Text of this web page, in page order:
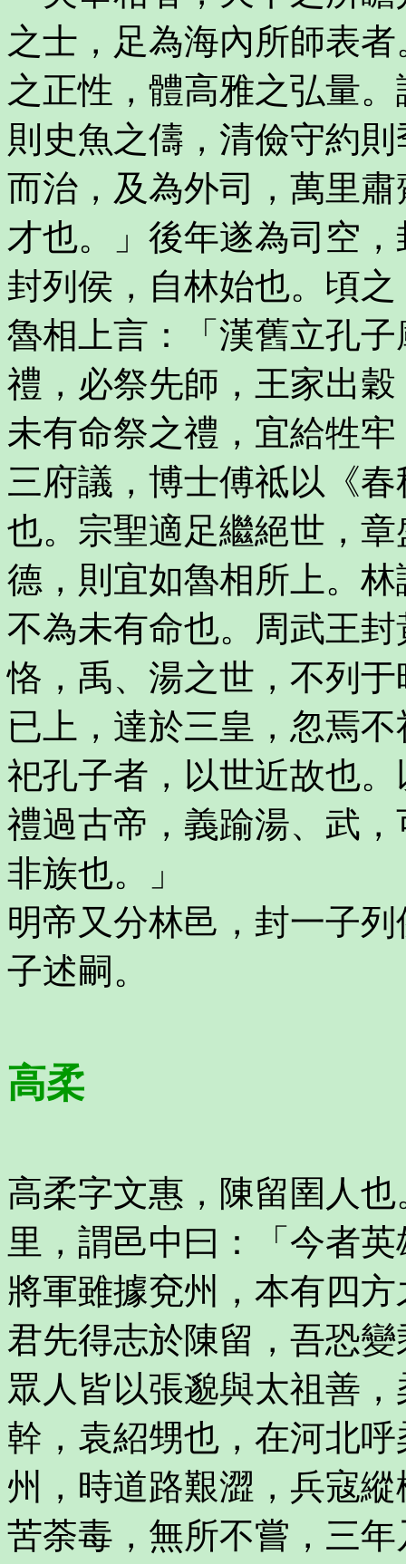
之士，足為海內所師表
之正性，體高雅之弘量
則史魚之儔，清儉守約
而治，及為外司，萬里
才也。」後年遂為司空
封列侯，自林始也。頃
魯相上言：「漢舊立孔
禮，必祭先師，王家出
未有命祭之禮，宜給牲
三府議，博士傅祗以《
也。宗聖適足繼絕世，
德，則宜如魯相所上。
不為未有命也。周武王
恪，禹、湯之世，不列
已上，達於三皇，忽焉
祀孔子者，以世近故也
禮過古帝，義踰湯、武
非族也。」
明帝又分林邑，封一子
子述嗣。
高柔
高柔字文惠，陳留圉人
里，謂邑中曰：「今者
將軍雖據兗州，本有四
君先得志於陳留，吾恐
眾人皆以張邈與太祖善
幹，袁紹甥也，在河北
州，時道路艱澀，兵寇
苦荼毒，無所不嘗，三年